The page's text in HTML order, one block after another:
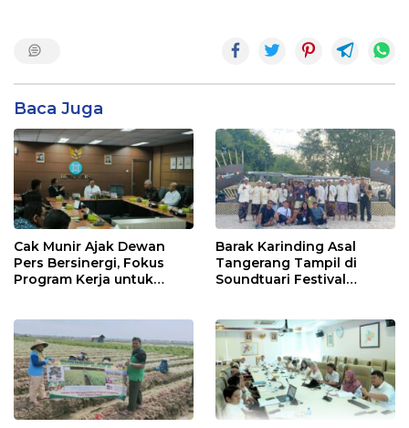
Baca Juga
Cak Munir Ajak Dewan
Pers Bersinergi, Fokus
Program Kerja untuk
Barak Karinding Asal
Tangerang Tampil di
Soundtuari Festival